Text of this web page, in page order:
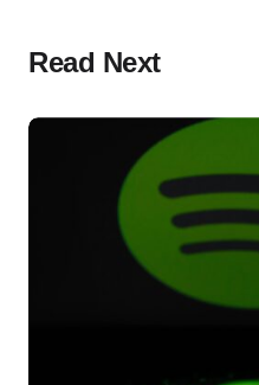
Read Next